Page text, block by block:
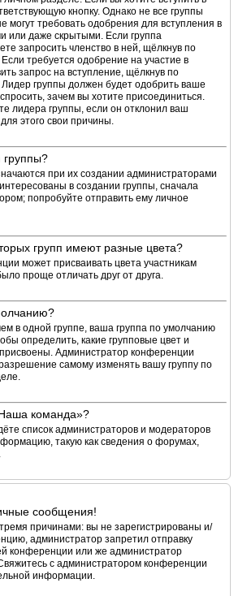
кнопку. Однако не все группы
требовать одобрения для вступления в
или даже скрытыми. Если группа
запросить членство в ней, щёлкнув по
требуется одобрение на участие в
запрос на вступление, щёлкнув по
группы должен будет одобрить ваше
зачем вы хотите присоединиться.
лидера группы, если он отклонил ваш
этого свои причины.
группы?
при их создании администраторами
в создании группы, сначала
попробуйте отправить ему личное
групп имеют разные цвета?
может присваивать цвета участникам
проще отличать друг от друга.
в одной группе, ваша группа по умолчанию
определить, какие групповые цвет и
Администратор конференции
самому изменять вашу группу по
команда»?
список администраторов и модераторов
такую как сведения о форумах,
сообщения!
причинами: вы не зарегистрированы и/
администратор запретил отправку
конференции или же администратор
с администратором конференции
информации.